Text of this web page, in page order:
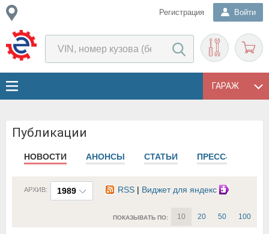
Регистрация Войти
ГАРАЖ
Публикации
НОВОСТИ АНОНСЫ СТАТЬИ ПРЕСС-РЕЛИЗЫ
1989
АРХИВ: RSS | Виджет для яндекс
ПОКАЗЫВАТЬ ПО: 10 20 50 100